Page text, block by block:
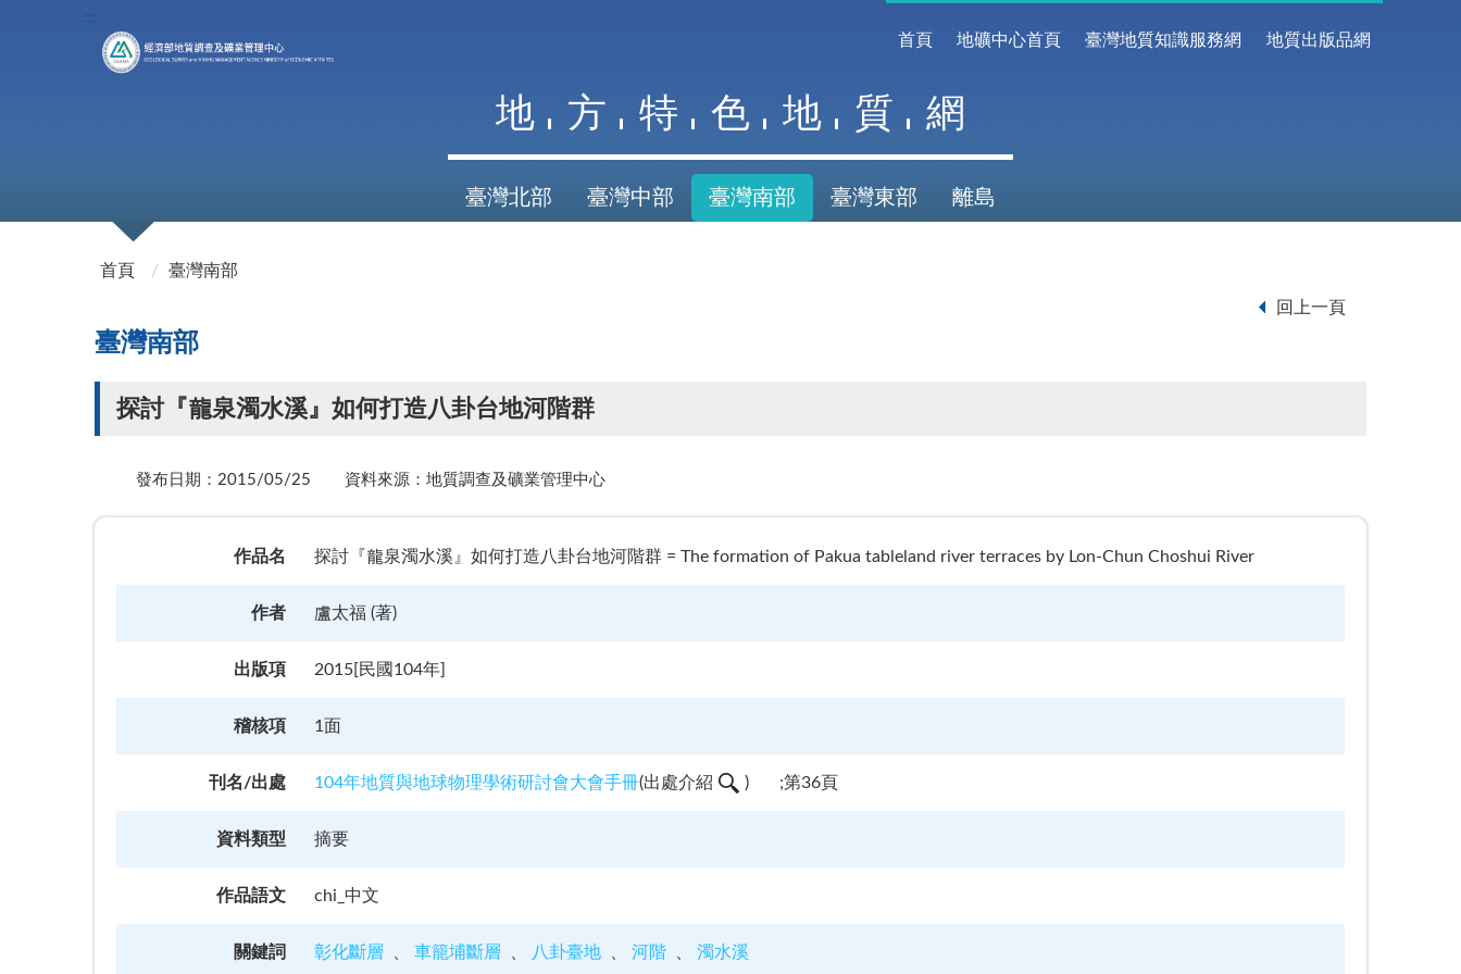
首頁 地礦中心首頁 臺灣地質知識服務網 地質出版品網
:::
地 方 特 色 地 質 網
臺灣北部 臺灣中部 臺灣南部 臺灣東部 離島
首頁
臺灣南部
回上一頁
臺灣南部
探討『龍泉濁水溪』如何打造八卦台地河階群
發布日期：2015/05/25 資料來源：地質調查及礦業管理中心
作品名 探討『龍泉濁水溪』如何打造八卦台地河階群 = The formation of Pakua tableland river terraces by Lon-Chun Choshui River
作者 盧太福 (著)
出版項 2015[民國104年]
稽核項 1面
刊名/出處 104年地質與地球物理學術研討會大會手冊(出處介紹 ) ;第36頁
資料類型 摘要
作品語文 chi_中文
關鍵詞 彰化斷層 車籠埔斷層 八卦臺地 河階 濁水溪